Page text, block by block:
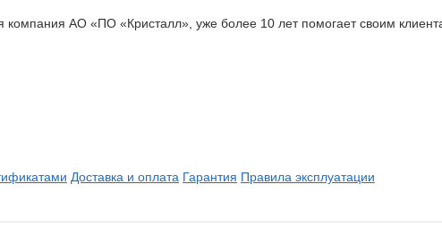
АО «ПО «Кристалл», уже более 10 лет помогает своим
Доставка и оплата Гарантия Правила эксплуатации